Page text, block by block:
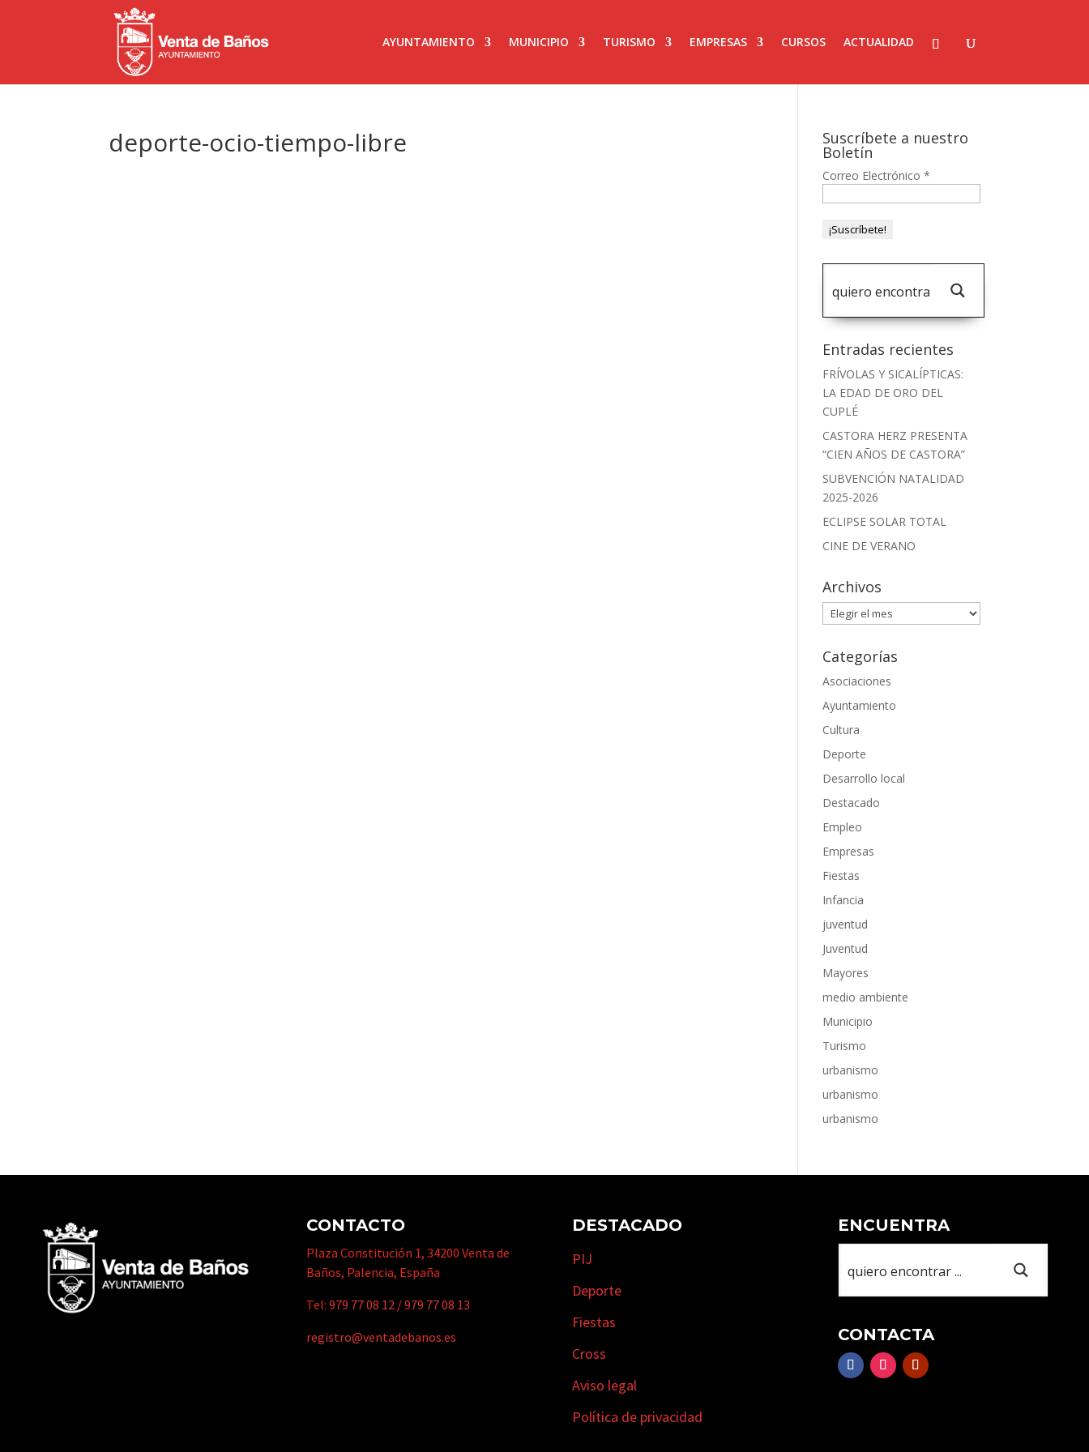
AYUNTAMIENTO MUNICIPIO TURISMO EMPRESAS CURSOS ACTUALIDAD
deporte-ocio-tiempo-libre Suscríbete a nuestro
Boletín
Correo Electrónico*
Entradas recientes
FRÍVOLAS Y SICALÍPTICAS:
LA EDAD DE ORO DEL
CUPLÉ
CASTORA HERZ PRESENTA
“CIEN AÑOS DE CASTORA”
SUBVENCIÓN NATALIDAD
2025-2026
ECLIPSE SOLAR TOTAL
CINE DE VERANO
Archivos
Archivos
Categorías
Asociaciones
Ayuntamiento
Cultura
Deporte
Desarrollo local
Destacado
Empleo
Empresas
Fiestas
Infancia
juventud
Juventud
Mayores
medio ambiente
Municipio
Turismo
urbanismo
urbanismo
urbanismo
CONTACTO
Plaza Constitución 1, 34200 Venta de
Baños, Palencia, España
Tel:979 77 08 12 /979 77 08 13
registro@ventadebanos.es
DESTACADO
PIJ
Deporte
Fiestas
Cross
Aviso legal
Política de privacidad
ENCUENTRA
CONTACTA